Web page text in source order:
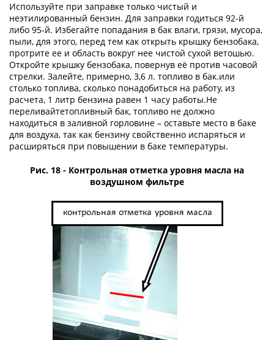
Используйте при заправке только чистый и
неэтилированный бензин. Для заправки годиться 92-й
либо 95-й. Избегайте попадания в бак влаги, грязи, мусора,
пыли, для этого, перед тем как открыть крышку бензобака,
протрите ее и область вокруг нее чистой сухой ветошью.
Откройте крышку бензобака, повернув её против часовой
стрелки. Залейте, примерно, 3,6 л. топливо в бак.или
столько топлива, сколько понадобиться на работу, из
расчета, 1 литр бензина равен 1 часу работы.Не
переливайтетопливный бак, топливо не должно
находиться в заливной горловине – оставьте место в баке
для воздуха, так как бензину свойственно испаряться и
расширяться при повышении в баке температуры.
Рис. 18 - Контрольная отметка уровня масла на
воздушном фильтре